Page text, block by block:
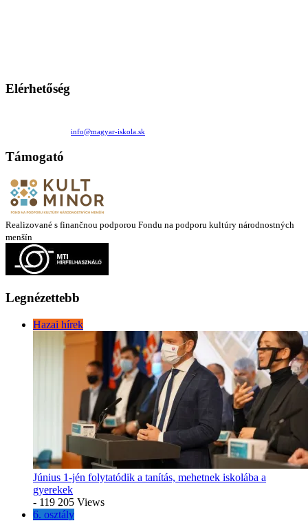
Elérhetőség
info@magyar-iskola.sk
Támogató
Realizované s finančnou podporou Fondu na podporu kultúry národnostných
menšín
Legnézettebb
Hazai hírek
Június 1-jén folytatódik a tanítás, mehetnek iskolába a
gyerekek
- 119 205 Views
6. osztály